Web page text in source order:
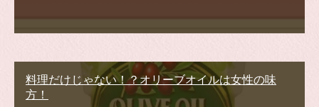
料理だけじゃない！？オリーブオイルは女性の味
方！